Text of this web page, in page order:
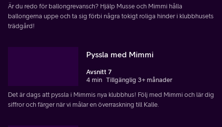
Är du redo för ballongrevansch? Hjälp Musse och Mimmi hålla
ballongerna uppe och ta sig förbi några tokigt roliga hinder i klubbhusets
trädgård!
Pyssla med Mimmi
Avsnitt 7
4 min Tillgänglig 3+ månader
Det är dags att pyssla i Mimmis nya klubbhus! Följ med Mimmi och lär dig
siffror och färger när vi målar en överraskning till Kalle.